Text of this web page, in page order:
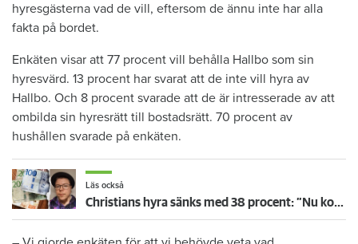
hyresgästerna vad de vill, eftersom de ännu inte har alla
fakta på bordet.
Enkäten visar att 77 procent vill behålla Hallbo som sin
hyresvärd. 13 procent har svarat att de inte vill hyra av
Hallbo. Och 8 procent svarade att de är intresserade av att
ombilda sin hyresrätt till bostadsrätt. 70 procent av
hushållen svarade på enkäten.
Läs också
Christians hyra sänks med 38 procent: ”Nu kommer jag ha råd att ta körkort”